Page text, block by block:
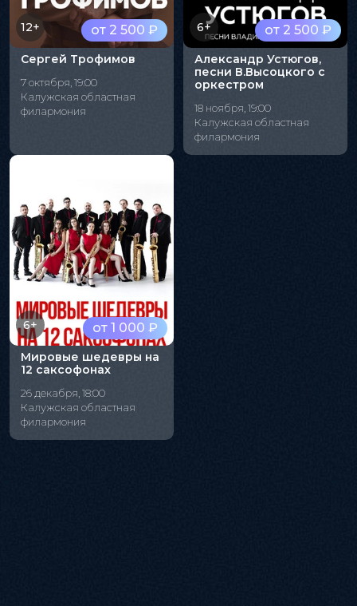
от 2 500 ₽
12+
Сергей Трофимов
7 октября, 19:00
Калужская областная
филармония
от 2 500 ₽
6+
Александр Устюгов,
песни В.Высоцкого с
оркестром
18 ноября, 19:00
Калужская областная
филармония
от 1 000 ₽
6+
Мировые шедевры на
12 саксофонах
26 декабря, 18:00
Калужская областная
филармония